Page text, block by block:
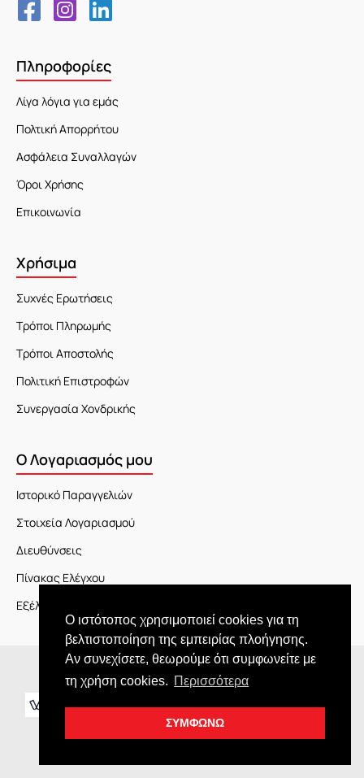
Ο ιστότοπος χρησιμοποιεί cookies για τη
βελτιστοποίηση της εμπειρίας πλοήγησης.
Αν συνεχίσετε, θεωρούμε ότι συμφωνείτε με
τη χρήση cookies. Περισσότερα
ΣΥΜΦΩΝΩ
Πληροφορίες
Λίγα λόγια για εμάς
Πολτική Απορρήτου
Ασφάλεια Συναλλαγών
Όροι Χρήσης
Επικοινωνία
Χρήσιμα
Συχνές Ερωτήσεις
Τρόποι Πληρωμής
Τρόποι Αποστολής
Πολιτική Επιστροφών
Συνεργασία Χονδρικής
Ο Λογαριασμός μου
Ιστορικό Παραγγελιών
Στοιχεία Λογαριασμού
Διευθύνσεις
Πίνακας Ελέγχου
Εξέλιξη Παραγγελίας
Copyright © 2026 JOY market